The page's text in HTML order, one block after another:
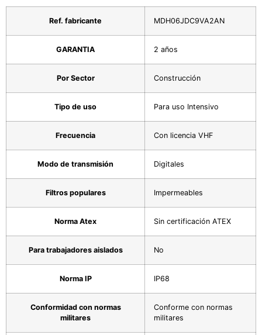
Ref. fabricante MDH06JDC9VA2AN
GARANTIA 2 años
Por Sector Construcción
Tipo de uso Para uso Intensivo
Frecuencia Con licencia VHF
Modo de transmisión Digitales
Filtros populares Impermeables
Norma Atex Sin certificación ATEX
Para trabajadores aislados No
Norma IP IP68
Conformidad con normas
militares
Conforme con normas
militares